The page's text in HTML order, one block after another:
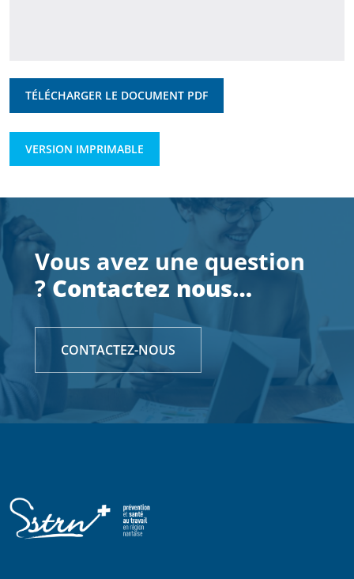
TÉLÉCHARGER LE DOCUMENT PDF
VERSION IMPRIMABLE
Vous avez une question
?Contactez nous…
CONTACTEZ-NOUS